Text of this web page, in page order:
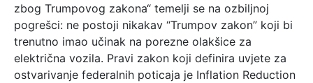
zbog Trumpovog zakona“ temelji se na ozbiljnoj
pogrešci: ne postoji nikakav “Trumpov zakon” koji bi
trenutno imao učinak na porezne olakšice za
električna vozila. Pravi zakon koji definira uvjete za
ostvarivanje federalnih poticaja je Inflation Reduction